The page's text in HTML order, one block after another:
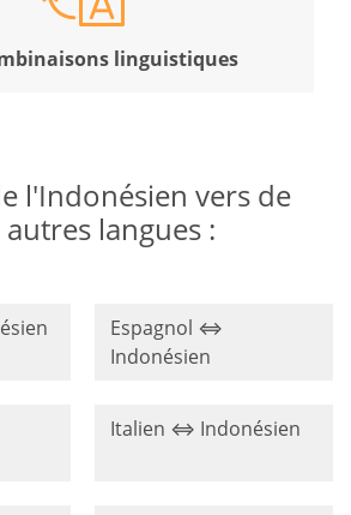
linguistiques
l'Indonésien vers de
langues :
Espagnol ⇔
Indonésien
Italien ⇔ Indonésien